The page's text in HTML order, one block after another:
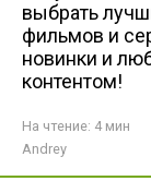
выбрать
фильмов и
новинки и
контентом!
На чтение: 4 мин
Andrey